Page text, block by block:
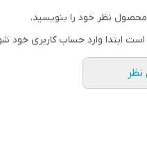
محصول نظر خود را بنویسید.
است ابتدا وارد حساب کاربری خود
نظر